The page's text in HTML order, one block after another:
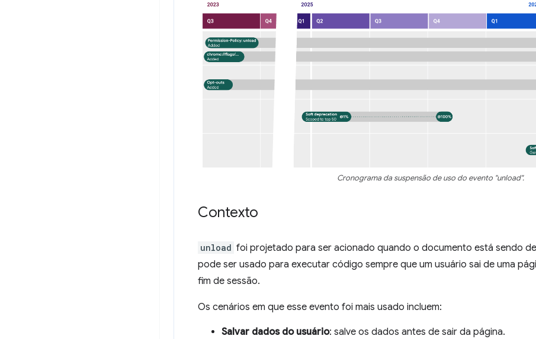
Cronograma da suspensão de uso do evento "unload".
Contexto
unload foi projetado para ser acionado quando o documento está sendo
pode ser usado para executar código sempre que um usuário sai de uma
fim de sessão.
Os cenários em que esse evento foi mais usado incluem:
Salvar dados do usuário: salve os dados antes de sair da página.